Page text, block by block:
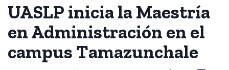
UASLP inicia la Maestría
en Administración en el
campus Tamazunchale